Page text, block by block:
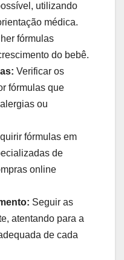
utilizando
médica.
fórmulas
do bebê.
Verificar os
fórmulas que
ou
fórmulas em
de
online
Seguir as
atentando para a
de cada